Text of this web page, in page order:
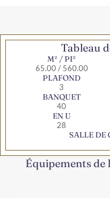
Tableau
M² / PI²
65.00 / 560.00
PLAFOND
3
BANQUET
40
EN U
28
SALLE DE
Équipements de